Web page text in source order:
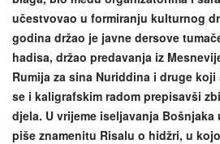
i
o
n
učestvovao u formiranju kulturnog
godina držao je javne dersove
hadisa, držao predavanja iz
Rumija za sina Nuriddina i druge
se i kaligrafskim radom prepisavši
djela. U vrijeme iseljavanja Bošnjaka
piše znamenitu Risalu o hidžri, u